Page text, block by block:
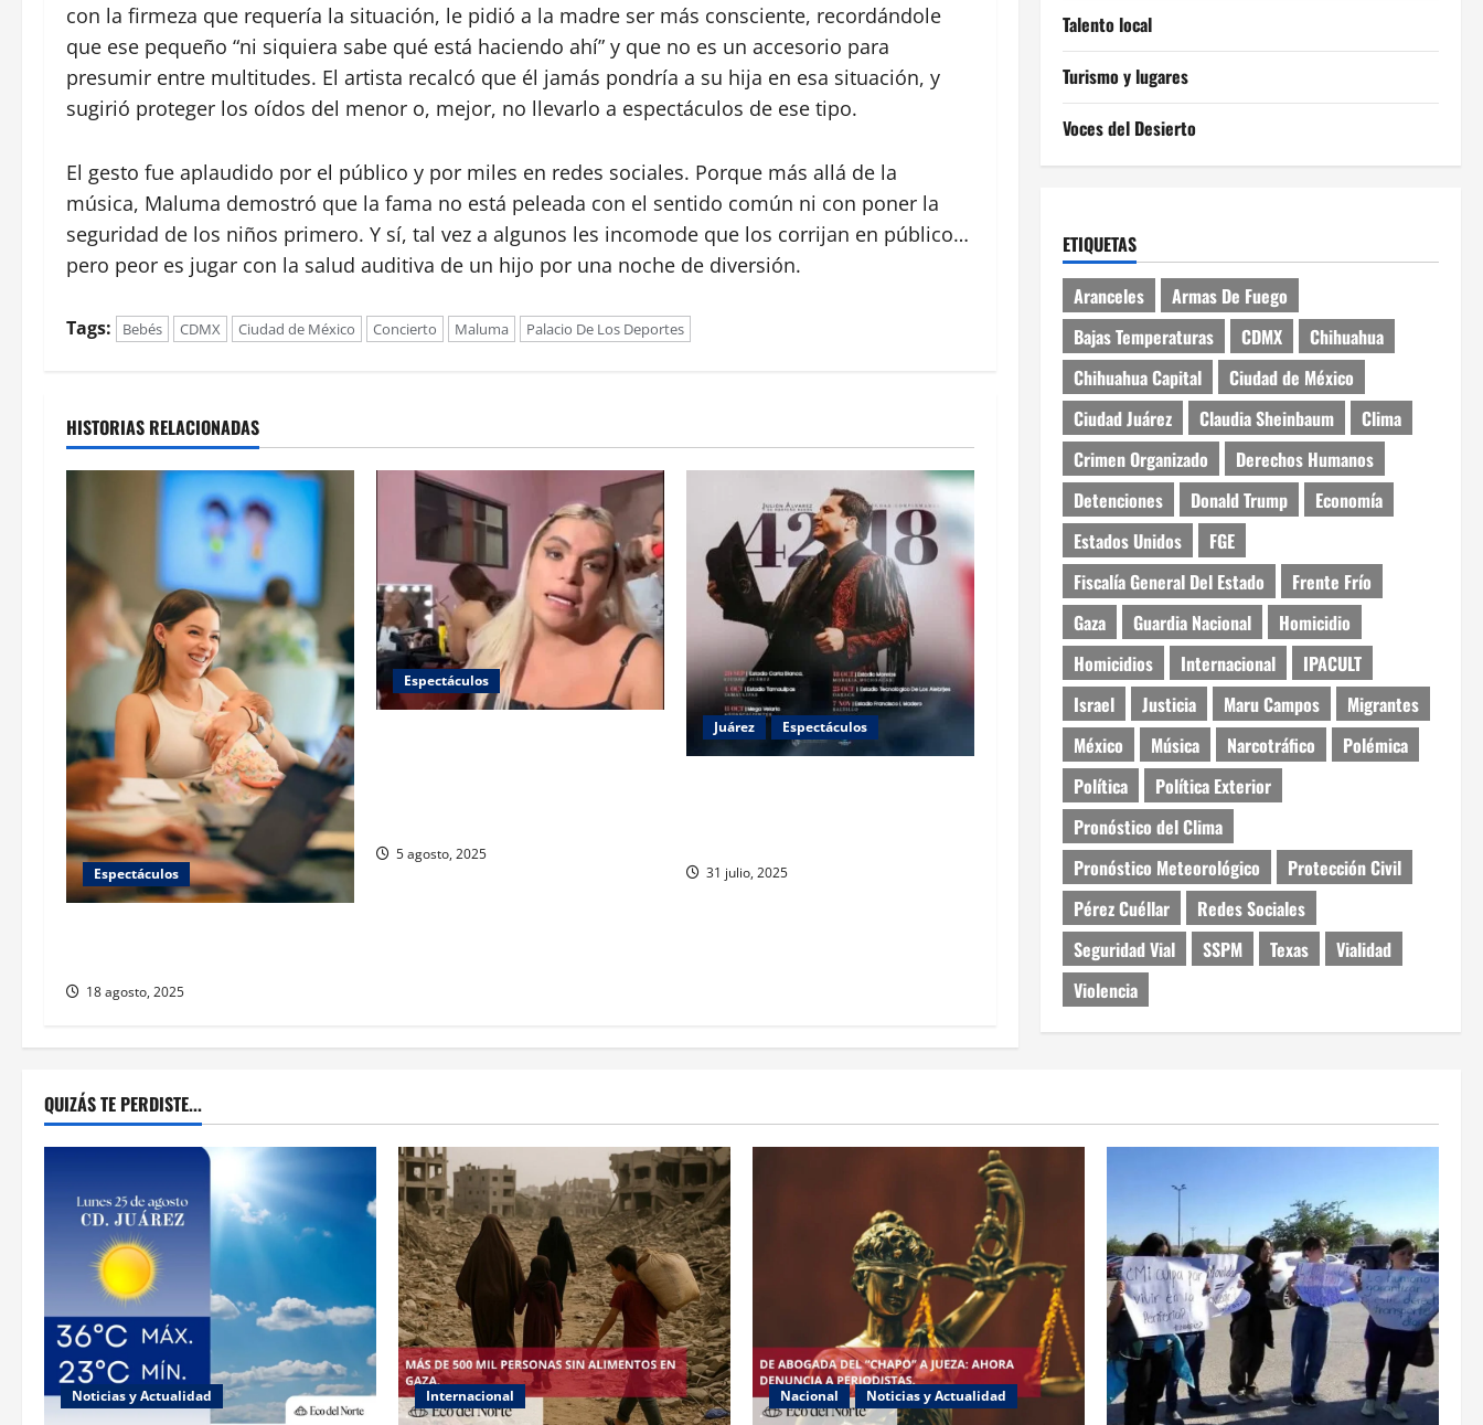
con la firmeza que requería la situación, le pidió a la madre ser más consciente, recordándole
que ese pequeño “ni siquiera sabe qué está haciendo ahí” y que no es un accesorio para
presumir entre multitudes. El artista recalcó que él jamás pondría a su hija en esa situación, y
sugirió proteger los oídos del menor o, mejor, no llevarlo a espectáculos de ese tipo.
El gesto fue aplaudido por el público y por miles en redes sociales. Porque más allá de la
música, Maluma demostró que la fama no está peleada con el sentido común ni con poner la
seguridad de los niños primero. Y sí, tal vez a algunos les incomode que los corrijan en público…
pero peor es jugar con la salud auditiva de un hijo por una noche de diversión.
Tags: Bebés CDMX Ciudad de México Concierto Maluma Palacio De Los Deportes
HISTORIAS RELACIONADAS
Espectáculos
18 agosto, 2025
Espectáculos
5 agosto, 2025
Juárez Espectáculos
31 julio, 2025
Talento local
Turismo y lugares
Voces del Desierto
ETIQUETAS
Aranceles
Armas De Fuego
Bajas Temperaturas
CDMX
Chihuahua
Chihuahua Capital
Ciudad de México
Ciudad Juárez
Claudia Sheinbaum
Clima
Crimen Organizado
Derechos Humanos
Detenciones
Donald Trump
Economía
Estados Unidos
FGE
Fiscalía General Del Estado
Frente Frío
Gaza
Guardia Nacional
Homicidio
Homicidios
Internacional
IPACULT
Israel
Justicia Maru Campos
Migrantes
México
Música Narcotráfico
Polémica
Política
Política Exterior
Pronóstico del Clima
Pronóstico Meteorológico
Protección Civil
Pérez Cuéllar
Redes Sociales
Seguridad Vial
SSPM Texas
Vialidad
Violencia
QUIZÁS TE PERDISTE...
Noticias y Actualidad Internacional Nacional Noticias y Actualidad